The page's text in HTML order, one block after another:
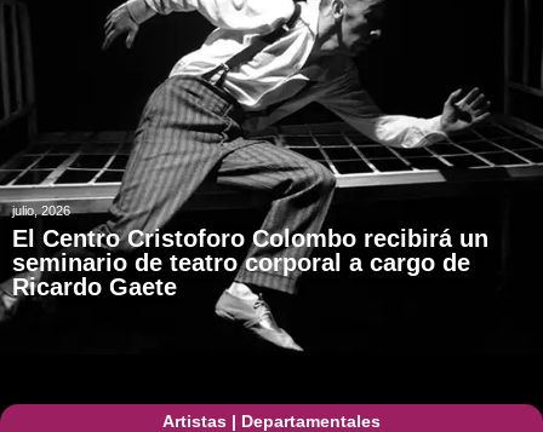
julio, 2026
El Centro Cristoforo Colombo recibirá un
seminario de teatro corporal a cargo de
Ricardo Gaete
Artistas | Departamentales